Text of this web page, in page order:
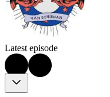
Latest episode